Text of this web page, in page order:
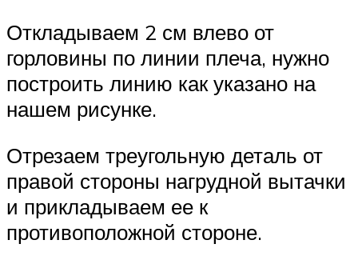
Откладываем 2 см влево от
горловины по линии плеча, нужно
построить линию как указано на
нашем рисунке.
Отрезаем треугольную деталь от
правой стороны нагрудной вытачки
и прикладываем ее к
противоположной стороне.